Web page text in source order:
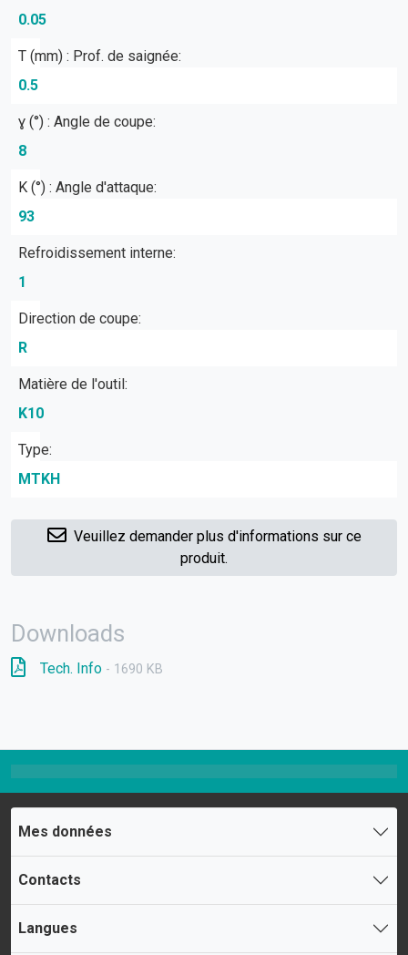
0.05
T (mm) : Prof. de saignée:
0.5
ɣ (°) : Angle de coupe:
8
Κ (°) : Angle d'attaque:
93
Refroidissement interne:
1
Direction de coupe:
R
Matière de l'outil:
K10
Type:
MTKH
Veuillez demander plus d'informations sur ce
produit.
Downloads
Tech. Info - 1690 KB
Mes données
Contacts
Langues